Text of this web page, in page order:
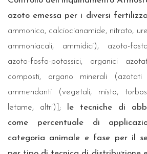
azoto emessa per i diversi
ammonico, calciocianamide, nitrato,
ammoniacali, ammidici), azoto-
azoto-fosfo-potassici, organici
composti, organo minerali (azotati
ammendanti (vegetali, misto,
letame, altri)]; le tecniche di
come percentuale di
categoria animale e fase per il